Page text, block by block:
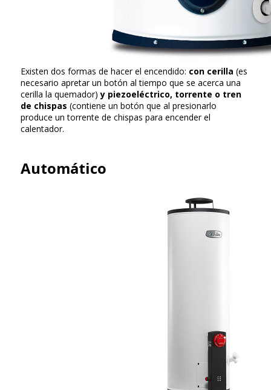
Existen dos formas de hacer el encendido: con cerilla (es
necesario apretar un botón al tiempo que se acerca una
cerilla la quemador)y piezoeléctrico, torrente o tren
de chispas (contiene un botón que al presionarlo
produce un torrente de chispas para encender el
calentador.
Automático